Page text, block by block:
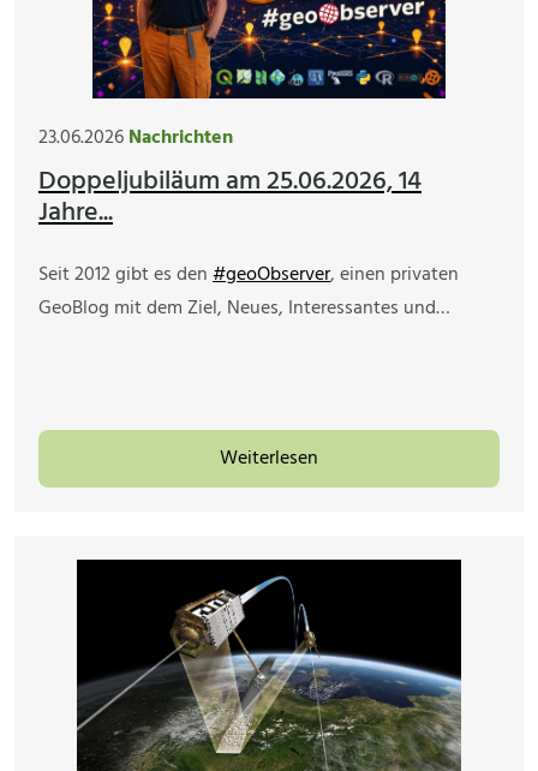
23.06.2026Nachrichten
Doppeljubiläum am 25.06.2026, 14
Jahre...
Seit 2012 gibt es den#geoObserver, einen privaten
GeoBlog mit dem Ziel, Neues, Interessantes und…
Weiterlesen